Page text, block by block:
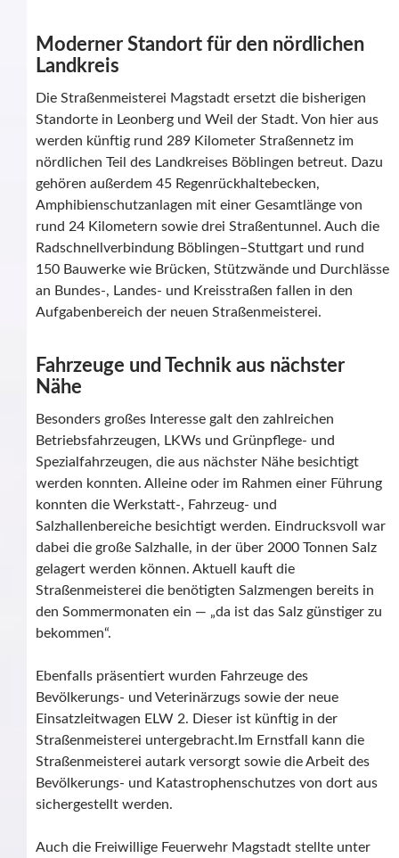
Moderner Standort für den nördlichen
Landkreis
Die Straßenmeisterei Magstadt ersetzt die bisherigen
Standorte in Leonberg und Weil der Stadt. Von hier aus
werden künftig rund 289 Kilometer Straßennetz im
nördlichen Teil des Landkreises Böblingen betreut. Dazu
gehören außerdem 45 Regenrückhaltebecken,
Amphibienschutzanlagen mit einer Gesamtlänge von
rund 24 Kilometern sowie drei Straßentunnel. Auch die
Radschnellverbindung Böblingen–Stuttgart und rund
150 Bauwerke wie Brücken, Stützwände und Durchlässe
an Bundes-, Landes- und Kreisstraßen fallen in den
Aufgabenbereich der neuen Straßenmeisterei.
Fahrzeuge und Technik aus nächster
Nähe
Besonders großes Interesse galt den zahlreichen
Betriebsfahrzeugen, LKWs und Grünpflege- und
Spezialfahrzeugen, die aus nächster Nähe besichtigt
werden konnten. Alleine oder im Rahmen einer Führung
konnten die Werkstatt-, Fahrzeug- und
Salzhallenbereiche besichtigt werden. Eindrucksvoll war
dabei die große Salzhalle, in der über 2000 Tonnen Salz
gelagert werden können. Aktuell kauft die
Straßenmeisterei die benötigten Salzmengen bereits in
den Sommermonaten ein — „da ist das Salz günstiger zu
bekommen“.
Ebenfalls präsentiert wurden Fahrzeuge des
Bevölkerungs- und Veterinärzugs sowie der neue
Einsatzleitwagen ELW 2. Dieser ist künftig in der
Straßenmeisterei untergebracht.Im Ernstfall kann die
Straßenmeisterei autark versorgt sowie die Arbeit des
Bevölkerungs- und Katastrophenschutzes von dort aus
sichergestellt werden.
Auch die Freiwillige Feuerwehr Magstadt stellte unter